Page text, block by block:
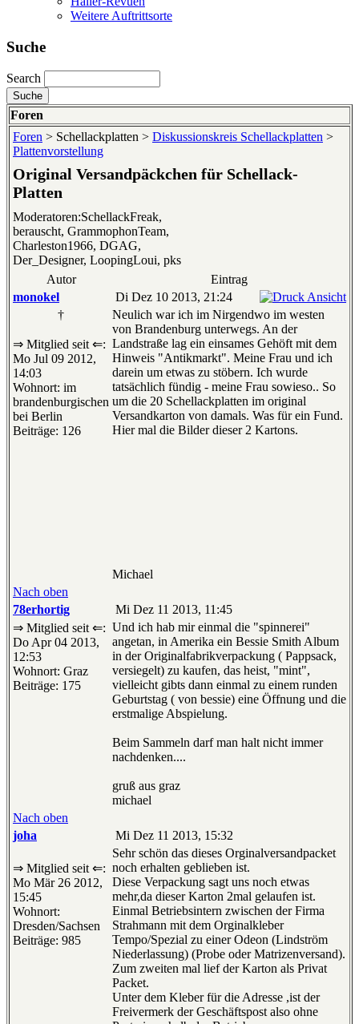
Weitere Auftrittsorte
Suche
Search
Foren
Foren > Schellackplatten > Diskussionskreis Schellackplatten >
Plattenvorstellung
Original Versandpäckchen für Schellack-
Platten
Moderatoren:SchellackFreak,
berauscht, GrammophonTeam,
Charleston1966, DGAG,
Der_Designer, LoopingLoui, pks
Autor
Eintrag
monokel
Di Dez 10 2013, 21:24
†
⇒ Mitglied seit ⇐:
Mo Jul 09 2012,
14:03
Wohnort: im
brandenburgischen
bei Berlin
Beiträge: 126
Neulich war ich im Nirgendwo im westen
von Brandenburg unterwegs. An der
Landstraße lag ein einsames Gehöft mit dem
Hinweis "Antikmarkt". Meine Frau und ich
darein um etwas zu stöbern. Ich wurde
tatsächlich fündig - meine Frau sowieso.. So
um die 20 Schellackplatten im original
Versandkarton von damals. Was für ein Fund.
Hier mal die Bilder dieser 2 Kartons.
Michael
Nach oben
78erhortig
Mi Dez 11 2013, 11:45
⇒ Mitglied seit ⇐:
Do Apr 04 2013,
12:53
Wohnort: Graz
Beiträge: 175
Und ich hab mir einmal die "spinnerei"
angetan, in Amerika ein Bessie Smith Album
in der Originalfabrikverpackung ( Pappsack,
versiegelt) zu kaufen, das heist, "mint",
vielleicht gibts dann einmal zu einem runden
Geburtstag ( von bessie) eine Öffnung und die
erstmalige Abspielung.
Beim Sammeln darf man halt nicht immer
nachdenken....
gruß aus graz
michael
Nach oben
joha
Mi Dez 11 2013, 15:32
⇒ Mitglied seit ⇐:
Mo Mär 26 2012,
15:45
Wohnort:
Dresden/Sachsen
Beiträge: 985
Sehr schön das dieses Orginalversandpacket
noch erhalten geblieben ist.
Diese Verpackung sagt uns noch etwas
mehr,da dieser Karton 2mal gelaufen ist.
Einmal Betriebsintern zwischen der Firma
Strahmann mit dem Orginalkleber
Tempo/Spezial zu einer Odeon (Lindström
Niederlassung) (Probe oder Matrizenversand).
Zum zweiten mal lief der Karton als Privat
Packet.
Unter dem Kleber für die Adresse ,ist der
Freivermerk der Geschäftspost also ohne